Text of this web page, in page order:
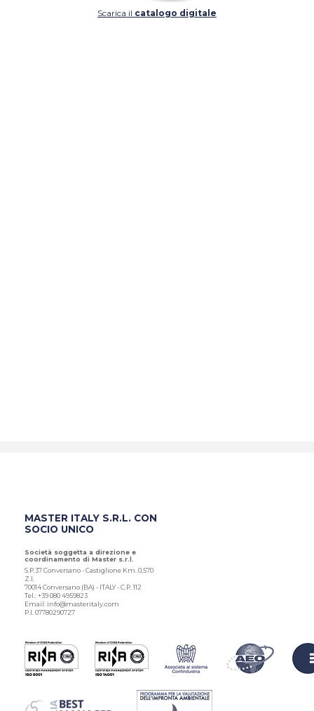
Scarica il catalogo digitale
MASTER ITALY S.R.L. CON
SOCIO UNICO
Società soggetta a direzione e
coordinamento di Master s.r.l.
S.P.37 Conversano - Castiglione Km. 0,570
Z.I.
70014 Conversano (BA) - ITALY - C.P. 112
Tel.: +39 080 4959823
Email: info@masteritaly.com
P.I. 07780290727